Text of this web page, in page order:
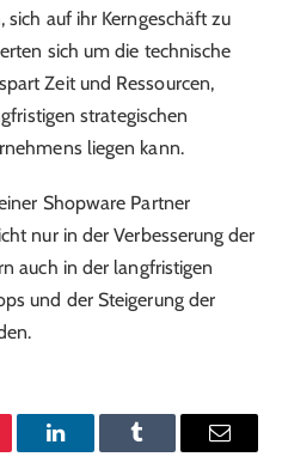
auf ihr Kerngeschäft zu
sich um die technische
Zeit und Ressourcen,
strategischen
liegen kann.
Shopware Partner
nur in der Verbesserung der
auch in der langfristigen
und der Steigerung der
LinkedInTumblr Email